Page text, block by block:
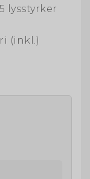
lysstyrker
(inkl.)